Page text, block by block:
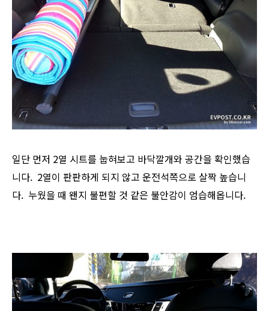
일단 먼저 2열 시트를 눕혀보고 바닥깔개와 공간을 확인했습
니다. 2열이 판판하게 되지 않고 운전석쪽으로 살짝 높습니
다. 누웠을 때 왠지 불편할 것 같은 불안감이 엄습해옵니다.